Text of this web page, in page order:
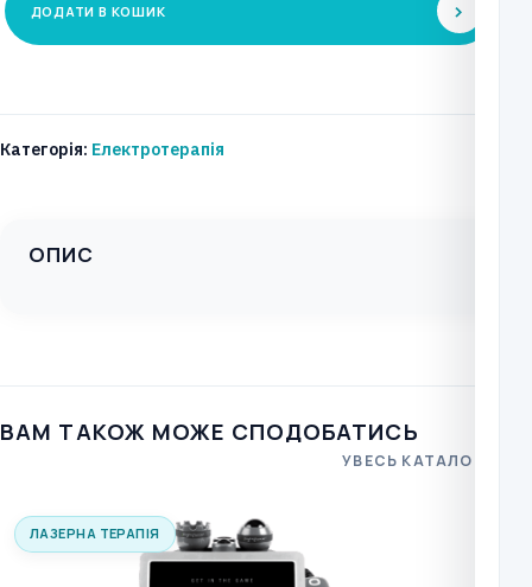
Фізіотерапевтичний
2
ДОДАТИ В КОШИК
Категорія: Електротерапія
ОПИС
ВАМ ТАКОЖ МОЖЕ СПОДОБАТИСЬ
УВЕСЬ КАТАЛОГ
ЛАЗЕРНА ТЕРАПІЯ